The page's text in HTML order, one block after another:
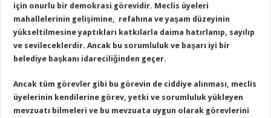
için onurlu bir demokrasi görevidir. Meclis üyeleri
mahallelerinin gelişimine, refahına ve yaşam düzeyinin
yükseltilmesine yaptıkları katkılarla daima hatırlanıp, sayılıp
ve sevileceklerdir. Ancak bu sorumluluk ve başarı iyi bir
belediye başkanı idareciliğinden geçer.
Ancak tüm görevler gibi bu görevin de ciddiye alınması, meclis
üyelerinin kendilerine görev, yetki ve sorumluluk yükleyen
mevzuatı bilmeleri ve bu mevzuata uygun olarak görevlerini